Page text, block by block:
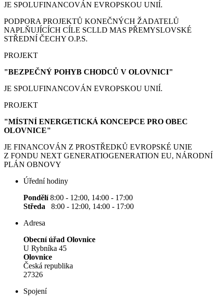
JE SPOLUFINANCOVÁN EVROPSKOU UNIÍ.
PODPORA PROJEKTŮ KONEČNÝCH ŽADATELŮ
NAPLŇUJÍCÍCH CÍLE SCLLD MAS PŘEMYSLOVSKÉ
STŘEDNÍ ČECHY O.P.S.
PROJEKT
"BEZPEČNÝ POHYB CHODCŮ V OLOVNICI"
JE SPOLUFINANCOVÁN EVROPSKOU UNIÍ.
PROJEKT
"MÍSTNÍ ENERGETICKÁ KONCEPCE PRO OBEC
OLOVNICE"
JE FINANCOVÁN Z PROSTŘEDKŮ EVROPSKÉ UNIE
Z FONDU NEXT GENERATIOGENERATION EU, NÁRODNÍ
PLÁN OBNOVY
Úřední hodiny
Pondělí8:00 - 12:00, 14:00 - 17:00
Středa 8:00 - 12:00, 14:00 - 17:00
Adresa
Obecní úřad Olovnice
U Rybníka 45
Olovnice
Česká republika
27326
Spojení